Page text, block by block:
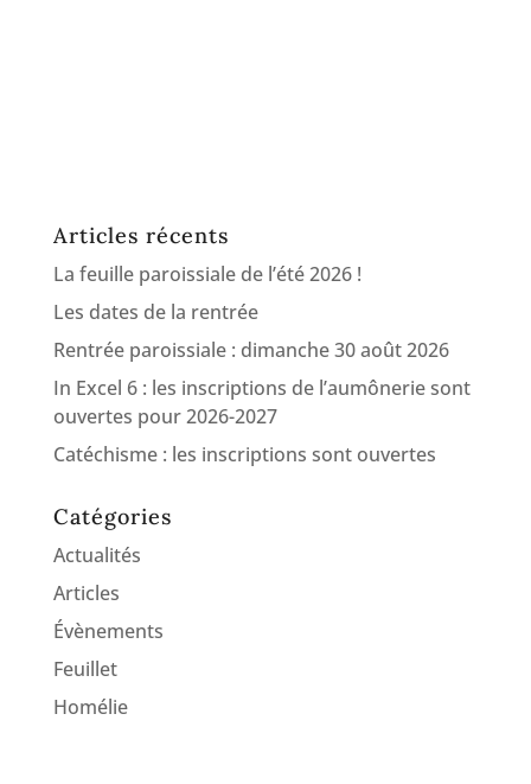
Articles récents
La feuille paroissiale de l’été 2026 !
Les dates de la rentrée
Rentrée paroissiale : dimanche 30 août 2026
In Excel 6 : les inscriptions de l’aumônerie sont
ouvertes pour 2026-2027
Catéchisme : les inscriptions sont ouvertes
Catégories
Actualités
Articles
Évènements
Feuillet
Homélie